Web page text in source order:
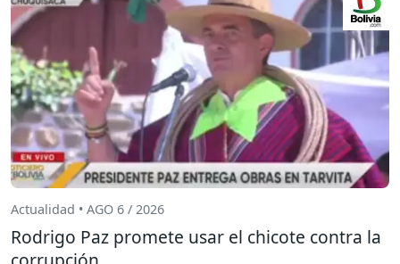
Actualidad • AGO 6 / 2026
Rodrigo Paz promete usar el chicote contra la